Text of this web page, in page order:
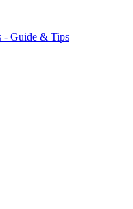
- Guide & Tips